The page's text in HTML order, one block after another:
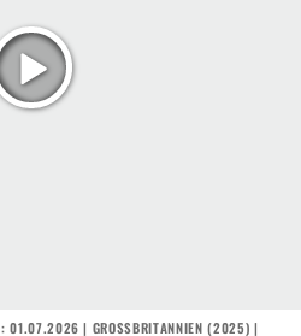
01.07.2026 | GROSSBRITANNIEN (2025) |